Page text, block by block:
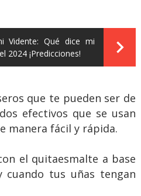
Vidente: Qué dice mi
2024 ¡Predicciones!
que te pueden ser de
efectivos que se usan
manera fácil y rápida.
el quitaesmalte a base
cuando tus uñas tengan